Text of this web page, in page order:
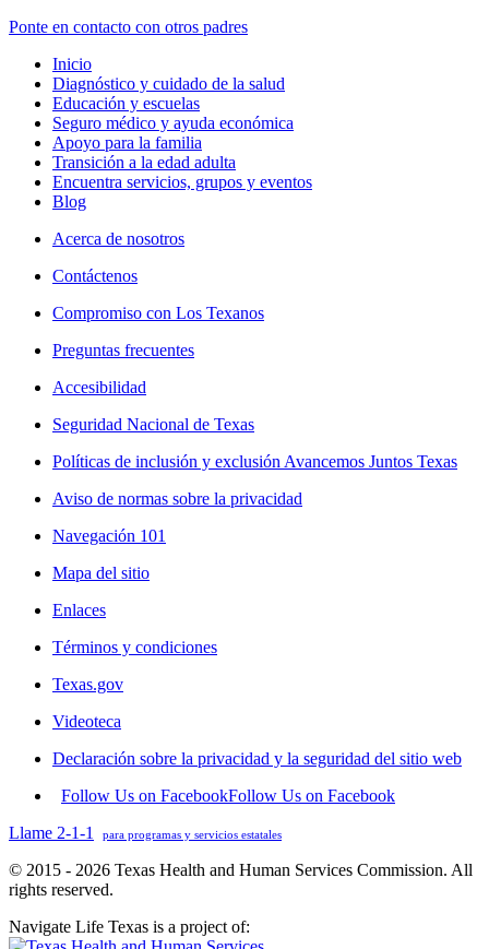
Ponte en contacto con otros padres
Inicio
Diagnóstico y cuidado de la salud
Educación y escuelas
Seguro médico y ayuda económica
Apoyo para la familia
Transición a la edad adulta
Encuentra servicios, grupos y eventos
Blog
Acerca de nosotros
Contáctenos
Compromiso con Los Texanos
Preguntas frecuentes
Accesibilidad
Seguridad Nacional de Texas
Políticas de inclusión y exclusión Avancemos Juntos Texas
Aviso de normas sobre la privacidad
Navegación 101
Mapa del sitio
Enlaces
Términos y condiciones
Texas.gov
Videoteca
Declaración sobre la privacidad y la seguridad del sitio web
Follow Us on FacebookFollow Us on Facebook
Llame 2-1-1
para programas y servicios estatales
© 2015 - 2026 Texas Health and Human Services Commission. All
rights reserved.
Navigate Life Texas is a project of: